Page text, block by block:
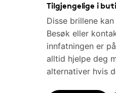
Tilgjengelige i
Disse brillene
Besøk eller
innfatningen er
alltid hjelpe deg
alternativer hvis